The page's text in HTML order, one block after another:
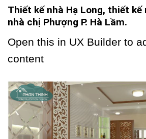
Thiết kế nhà Hạ Long, thiết kế
nhà chị Phượng P. Hà Lầm.
Open this in UX Builder to
content